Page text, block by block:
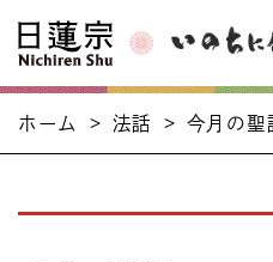
ホーム > 法話 > 今月の聖